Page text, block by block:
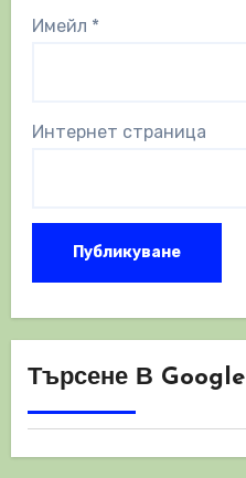
Имейл *
Интернет страница
Търсене В Google